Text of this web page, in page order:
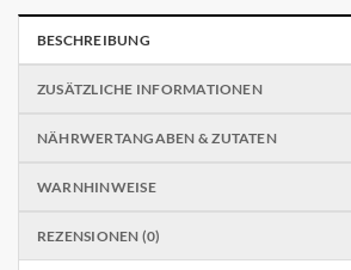
BESCHREIBUNG
ZUSÄTZLICHE INFORMATIONEN
NÄHRWERTANGABEN & ZUTATEN
WARNHINWEISE
REZENSIONEN (0)